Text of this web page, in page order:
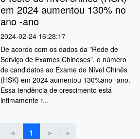
em 2024 aumentou 130% no
ano -ano
2024-02-24 16:28:17
De acordo com os dados da "Rede de
Serviço de Exames Chineses", o número
de candidatos ao Exame de Nível Chinês
(HSK) em 2024 aumentou 130%ano -ano.
Essa tendência de crescimento está
intimamente r...
＜ 1 ＞ »